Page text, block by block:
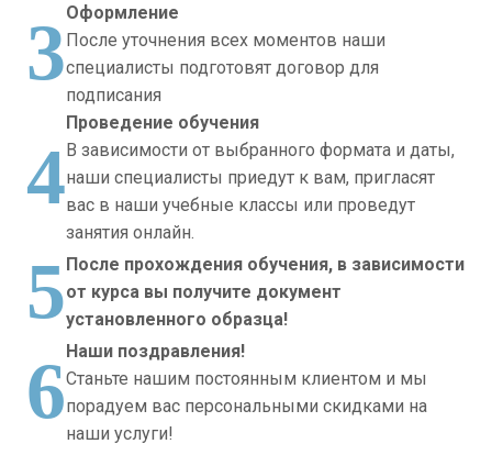
3Оформление
После уточнения всех моментов наши
специалисты подготовят договор для
подписания
4
Проведение обучения
В зависимости от выбранного формата и даты,
наши специалисты приедут к вам, пригласят
вас в наши учебные классы или проведут
занятия онлайн.
5После прохождения обучения, в зависимости
от курса вы получите документ
установленного образца!
6Наши поздравления!
Станьте нашим постоянным клиентом и мы
порадуем вас персональными скидками на
наши услуги!